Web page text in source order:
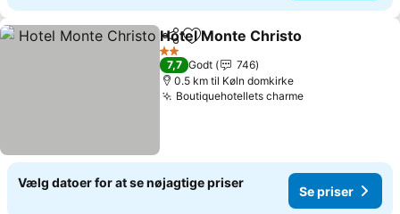
Del Føj til favoritter
Hotel Monte Christo
2 Stjerner
7,7 Godt
746
0.5 km til Køln domkirke
Boutiquehotellets charmeSe priser
Vælg datoer for at se nøjagtige priser
Se priser